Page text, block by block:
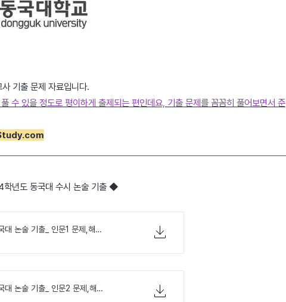
기출 문제 자료입니다.
수 있을 정도로 평이하게 출제되는 편인데요, 기출 문제를 꼼꼼히 풀어보면서 준
년도 동국대 수시 논술 기출 ◆
2024학년도 동국대 논술 기출_ 인문1 문제,해설.pdf
2024학년도 동국대 논술 기출_ 인문2 문제,해설.pdf